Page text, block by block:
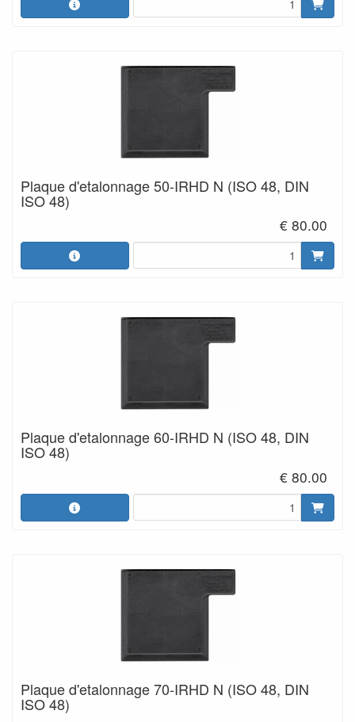
Plaque d'etalonnage 50-IRHD N (ISO 48, DIN
ISO 48)
€ 80.00
Plaque d'etalonnage 60-IRHD N (ISO 48, DIN
ISO 48)
€ 80.00
Plaque d'etalonnage 70-IRHD N (ISO 48, DIN
ISO 48)